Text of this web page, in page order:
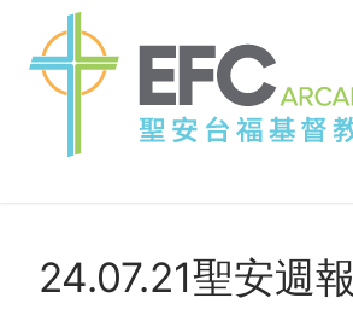
24.07.21聖安週報